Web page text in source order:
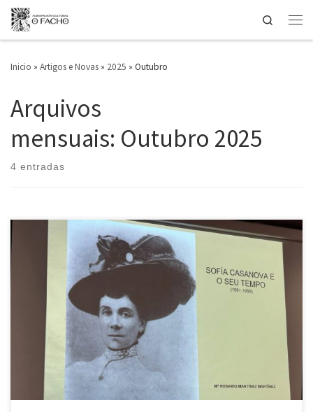
Saltar ao contido
Search
Inicio » Artigos e Novas » 2025 » Outubro
Arquivos
mensuais: Outubro 2025
4 entradas
Unha muller que viviu entre Galicia, Polonia e os grandes
acontecementos do século XX; actriz, escritora, correspondente de
guerra e pioneira no xornalismo internacional. A súa historia volve
brillar grazas ao traballo de Charo Martínez. O pasado 21 de outubro,
o espazo cultural Portas Ártabras, na Coruña, encheuse de curiosidade